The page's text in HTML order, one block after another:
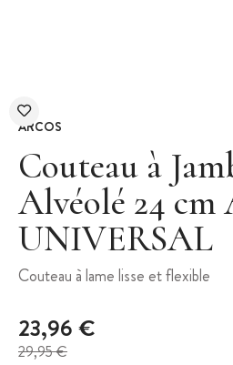
ARCOS
Couteau à
Alvéolé 24 cm
UNIVERSAL
Couteau à lame lisse et flexible
23,96 €
29,95 €